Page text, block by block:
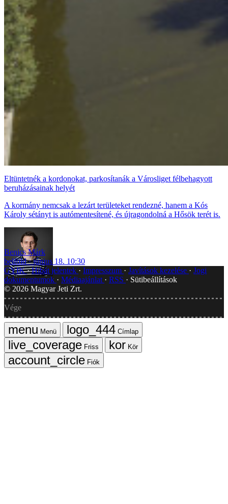
Eltüntetnék a kordonokat, parkosítanák a Városliget félbehagyott
beruházásainak helyét
A kormány nemcsak a lezárt területeket rendezné, hanem a Kós
Károly sétányt is autómentesítené, és újragondolná a Hősök terét is.
Benics Márk
belföld
június 18. 10:30
GYIK Hibát jelentek Impresszum Javítások kezelése
Jogi
dokumentumok
Médiaajánlat RSS
Sütibeállítások
© 2026 Magyar Jeti Zrt.
Vége
Menü
Címlap
Friss
Kör
Fiók